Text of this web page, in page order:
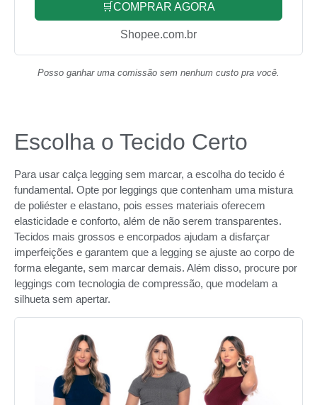
🛒COMPRAR AGORA
Shopee.com.br
Posso ganhar uma comissão sem nenhum custo pra você.
Escolha o Tecido Certo
Para usar calça legging sem marcar, a escolha do tecido é
fundamental. Opte por leggings que contenham uma mistura
de poliéster e elastano, pois esses materiais oferecem
elasticidade e conforto, além de não serem transparentes.
Tecidos mais grossos e encorpados ajudam a disfarçar
imperfeições e garantem que a legging se ajuste ao corpo de
forma elegante, sem marcar demais. Além disso, procure por
leggings com tecnologia de compressão, que modelam a
silhueta sem apertar.